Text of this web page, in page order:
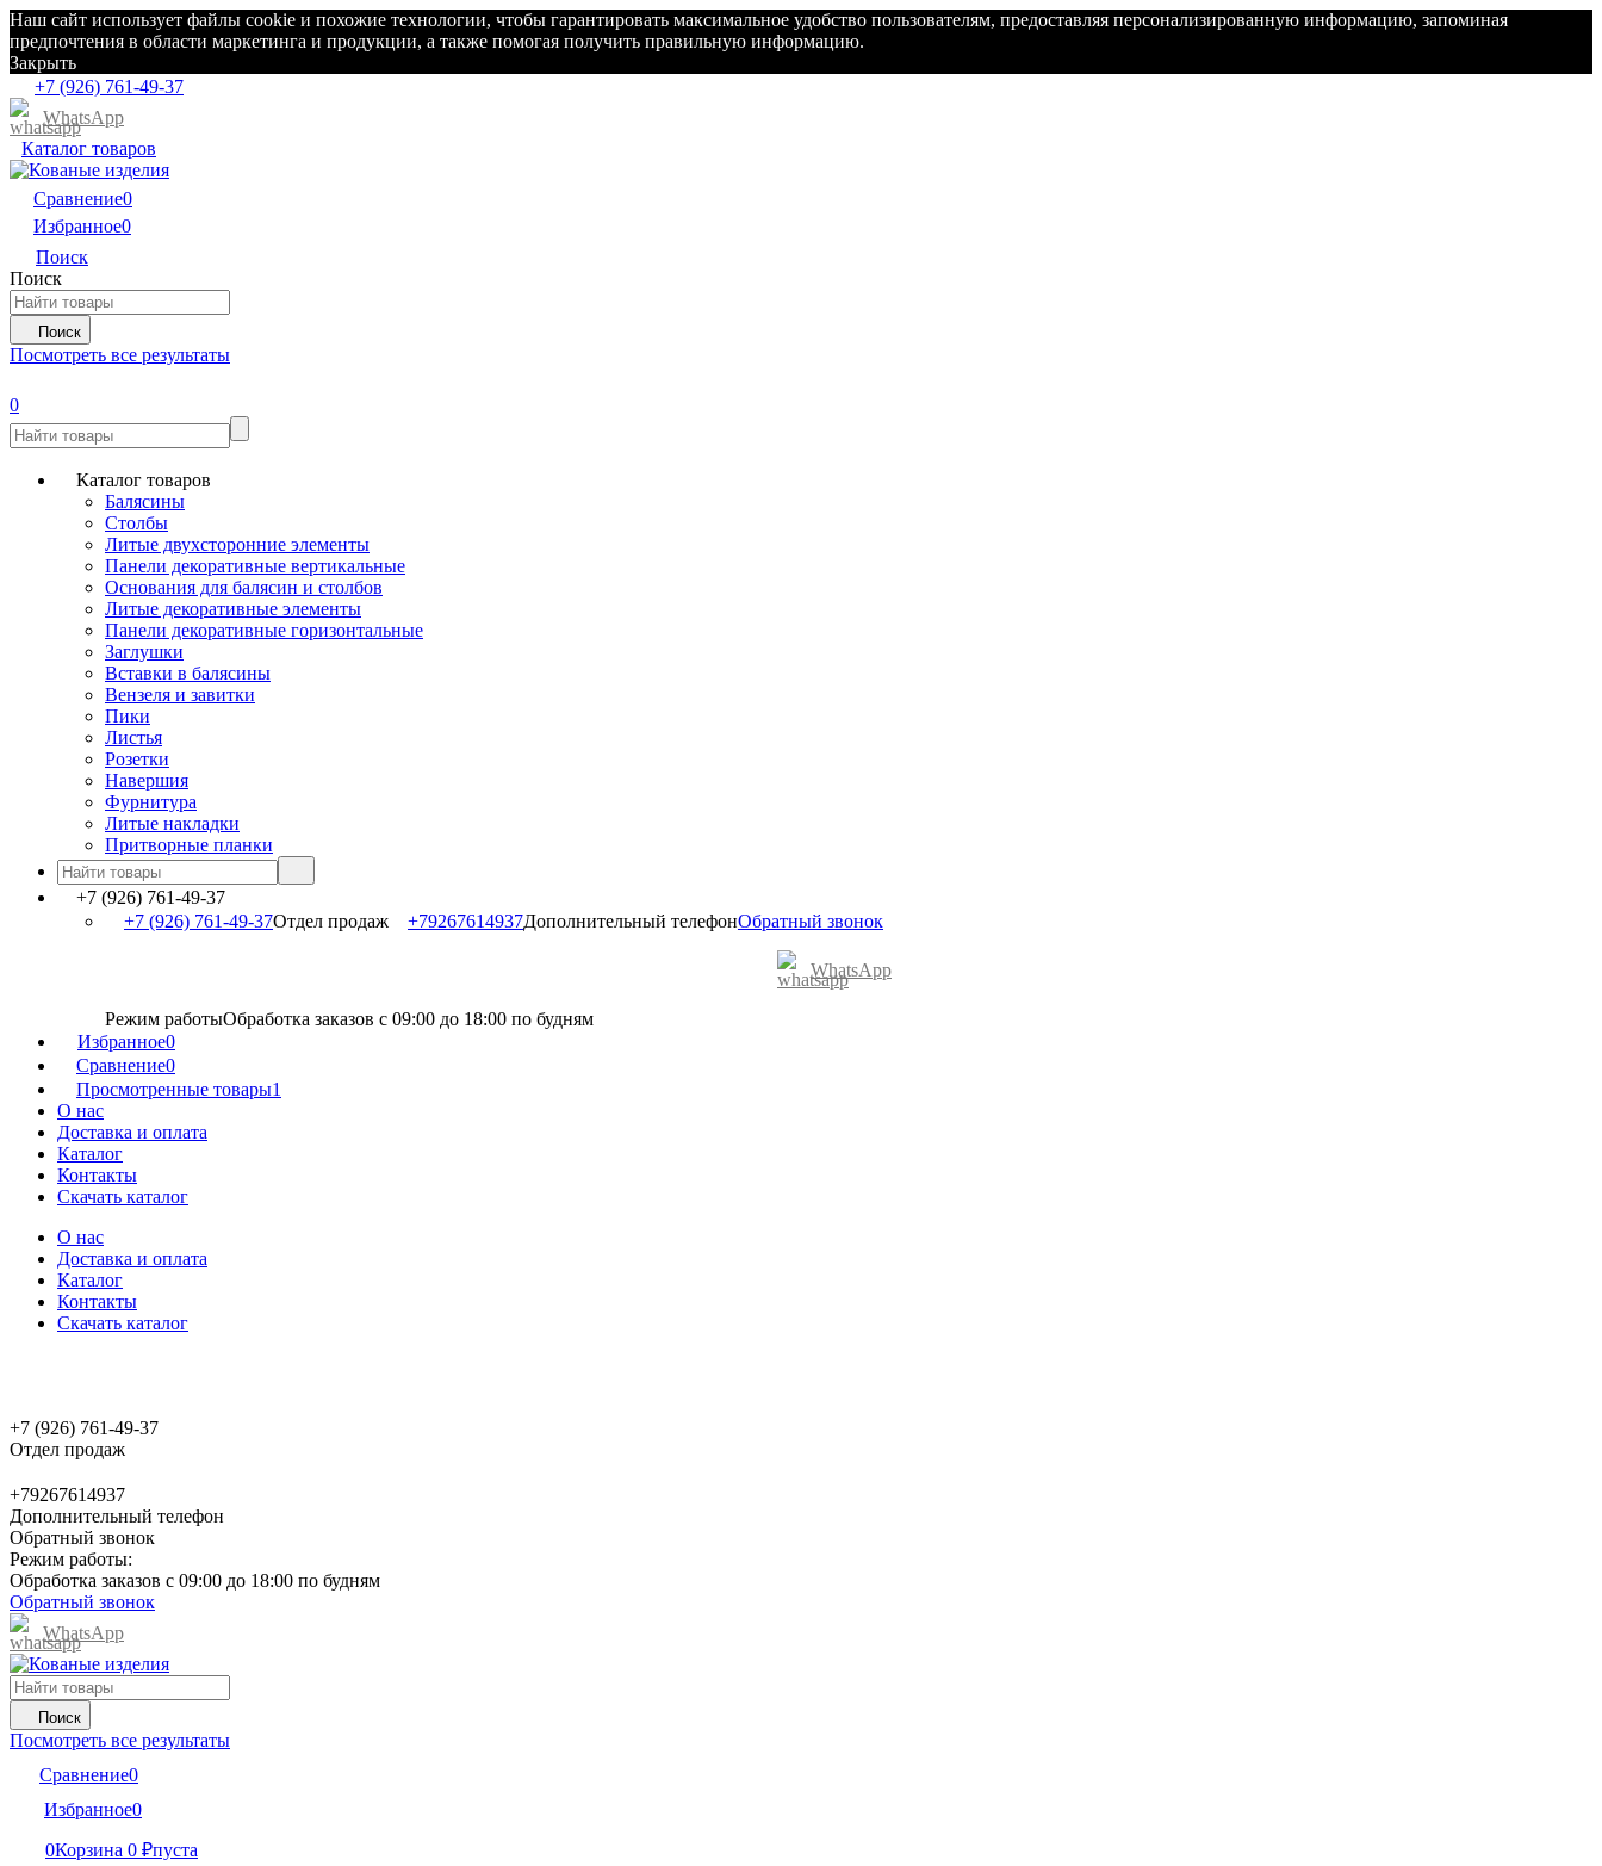
Наш сайт использует файлы cookie и похожие технологии, чтобы гарантировать максимальное удобство пользователям, предоставляя персонализированную информацию, запоминая
предпочтения в области маркетинга и продукции, а также помогая получить правильную информацию.
Закрыть
+7 (926) 761-49-37
WhatsApp
Каталог товаров
Сравнение0
Избранное0
Поиск
Поиск
Поиск
Посмотреть все результаты
0
Каталог товаров
Балясины
Столбы
Литые двухсторонние элементы
Панели декоративные вертикальные
Основания для балясин и столбов
Литые декоративные элементы
Панели декоративные горизонтальные
Заглушки
Вставки в балясины
Вензеля и завитки
Пики
Листья
Розетки
Навершия
Фурнитура
Литые накладки
Притворные планки
+7 (926) 761-49-37
+7 (926) 761-49-37Отдел продаж +79267614937Дополнительный телефонОбратный звонок
WhatsApp
Режим работыОбработка заказов с 09:00 до 18:00 по будням
Избранное0
Сравнение0
Просмотренные товары1
О нас
Доставка и оплата
Каталог
Контакты
Скачать каталог
О нас
Доставка и оплата
Каталог
Контакты
Скачать каталог
+7 (926) 761-49-37
Отдел продаж
+79267614937
Дополнительный телефон
Обратный звонок
Режим работы:
Обработка заказов с 09:00 до 18:00 по будням
Обратный звонок
WhatsApp
Поиск
Посмотреть все результаты
Сравнение0
Избранное0
0Корзина 0 ₽пуста